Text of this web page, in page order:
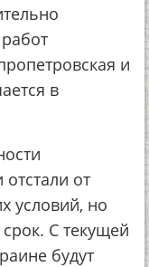
и
в
от
условий, но
С текущей
будут